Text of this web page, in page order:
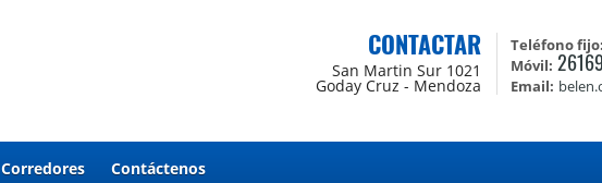
CONTACTAR
San Martin Sur 1021
Goday Cruz - Mendoza
Teléfono fijo:
Móvil:
Email:
Corredores Contáctenos